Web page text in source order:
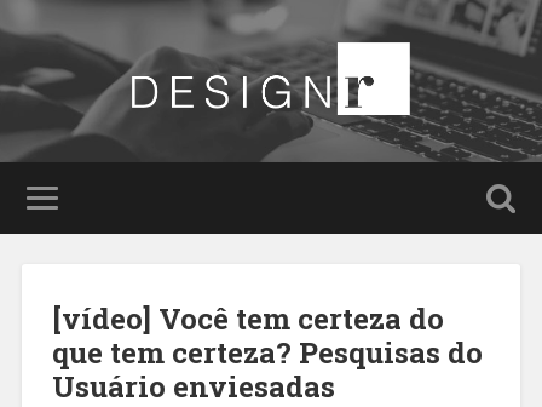
[vídeo] Você tem certeza do
que tem certeza? Pesquisas do
Usuário enviesadas